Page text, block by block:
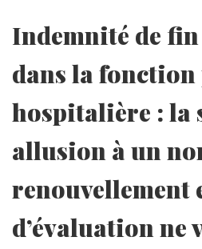
Indemnité de
dans la
hospitalière : la
allusion à un
renouvellement
d’évaluation ne